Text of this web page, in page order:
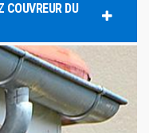
COUVREUR DU